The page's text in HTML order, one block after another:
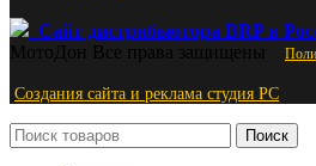
Сайт дистрибьютора BRP в
МотоДон Все права защищены
Создания сайта и реклама студия PС
Поиск